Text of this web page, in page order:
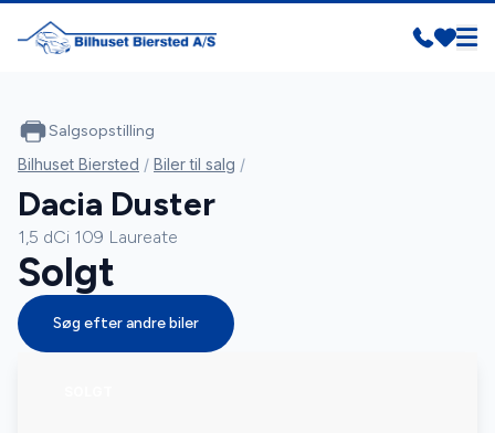
Salgsopstilling
Bilhuset Biersted / Biler til salg /
Dacia Duster
1,5 dCi 109 Laureate
Solgt
Søg efter andre biler